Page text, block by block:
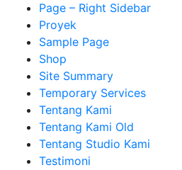
Page – Right Sidebar
Proyek
Sample Page
Shop
Site Summary
Temporary Services
Tentang Kami
Tentang Kami Old
Tentang Studio Kami
Testimoni